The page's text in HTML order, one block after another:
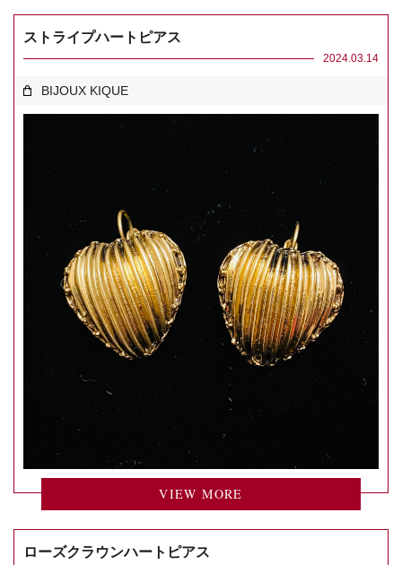
ストライプハートピアス
2024.03.14
BIJOUX KIQUE
VIEW MORE
ローズクラウンハートピアス